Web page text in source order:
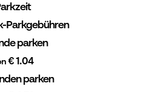
Parkgebühren
parken
€ 1.04
parken